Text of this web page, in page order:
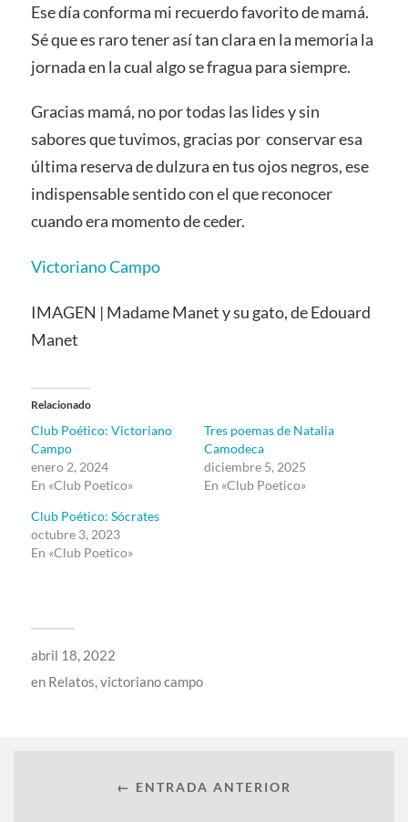
Ese día conforma mi recuerdo favorito de mamá.
Sé que es raro tener así tan clara en la memoria la
jornada en la cual algo se fragua para siempre.
Gracias mamá, no por todas las lides y sin
sabores que tuvimos, gracias por conservar esa
última reserva de dulzura en tus ojos negros, ese
indispensable sentido con el que reconocer
cuando era momento de ceder.
Victoriano Campo
IMAGEN | Madame Manet y su gato, de Edouard
Manet
Relacionado
Club Poético: Victoriano
Campo
enero 2, 2024
En «Club Poetico»
Tres poemas de Natalia
Camodeca
diciembre 5, 2025
En «Club Poetico»
Club Poético: Sócrates
octubre 3, 2023
En «Club Poetico»
abril 18, 2022
en Relatos,victoriano campo
← ENTRADA ANTERIOR